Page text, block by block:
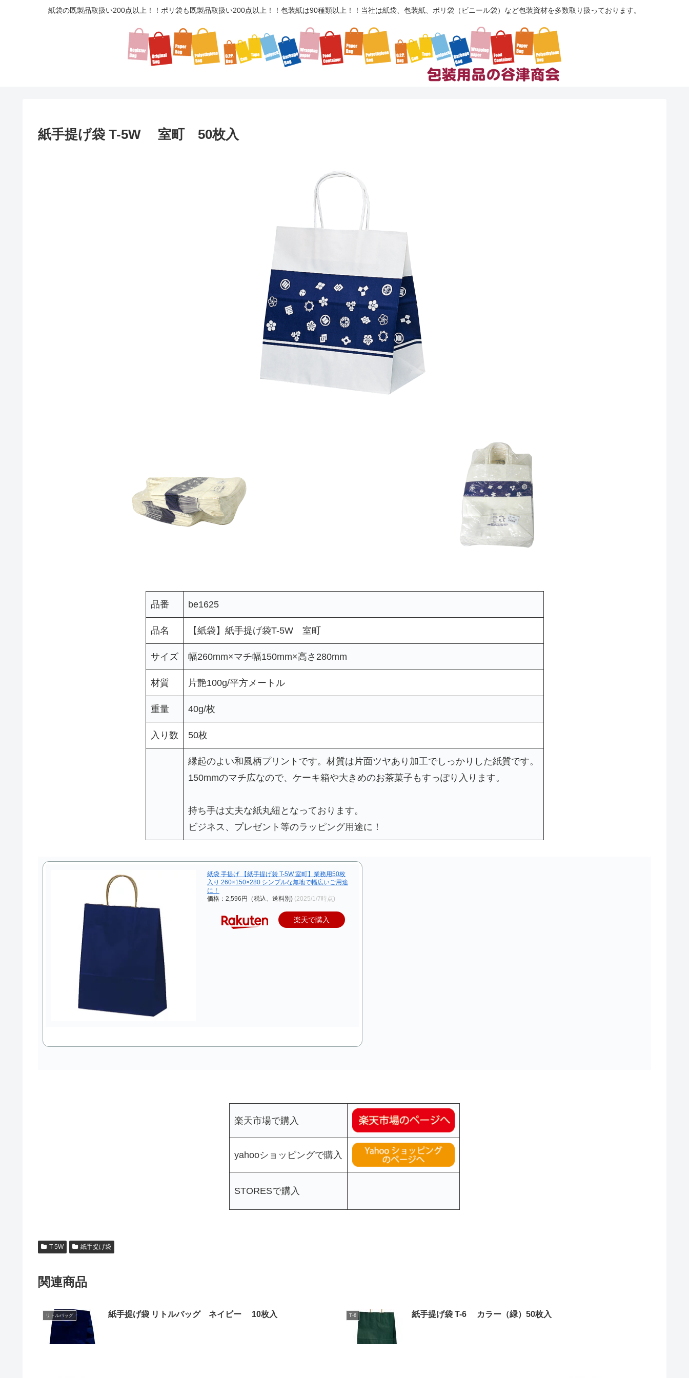
紙袋の既製品取扱い200点以上！！ポリ袋も既製品取扱い200点以上！！包装紙は90種類以上！！当社は紙袋、包装紙、ポリ袋（ビニール袋）など包装資材を多数取り扱っております。
紙手提げ袋 T-5W 室町 50枚入
品番 be1625
品名 【紙袋】紙手提げ袋T-5W 室町
サイズ 幅260mm×マチ幅150mm×高さ280mm
材質 片艶100g/平方メートル
重量 40g/枚
入り数 50枚
縁起のよい和風柄プリントです。材質は片面ツヤあり加工でしっかりした紙質です。
150mmのマチ広なので、ケーキ箱や大きめのお茶菓子もすっぽり入ります。
持ち手は丈夫な紙丸紐となっております。
ビジネス、プレゼント等のラッピング用途に！
紙袋 手提げ 【紙手提げ袋 T-5W 室町】業務用50枚
入り 260×150×280 シンプルな無地で幅広いご用途
に！
価格：2,596円（税込、送料別) (2025/1/7時点)
楽天で購入
楽天市場で購入
yahooショッピングで購入
STORESで購入
T-5W 紙手提げ袋
関連商品
リトルバッグ 紙手提げ袋 リトルバッグ ネイビー 10枚入 T-6 紙手提げ袋 T-6 カラー（緑）50枚入